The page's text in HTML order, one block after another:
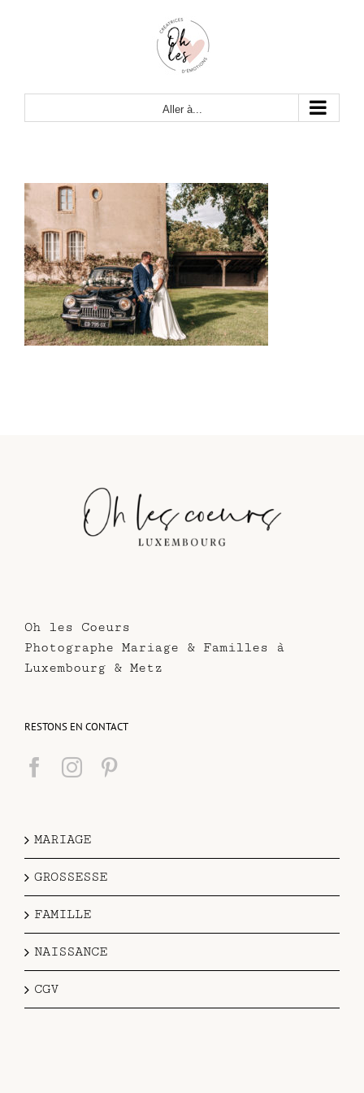
Aller à...
Oh les Coeurs
Photographe Mariage & Familles à
Luxembourg & Metz
RESTONS EN CONTACT
MARIAGE
GROSSESSE
FAMILLE
NAISSANCE
CGV